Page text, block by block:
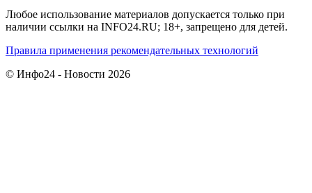
Любое использование материалов допускается только при
наличии ссылки на INFO24.RU; 18+, запрещено для детей.
Правила применения рекомендательных технологий
© Инфо24 - Новости 2026